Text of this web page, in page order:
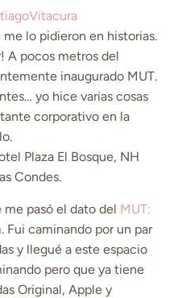
lo pidieron en historias.
A pocos metros del
inaugurado MUT.
yo hice varias cosas
corporativo en la
Plaza El Bosque, NH
Condes.
pasó el dato del MUT:
. Fui caminando por un par
y llegué a este espacio
pero que ya tiene
Original, Apple y